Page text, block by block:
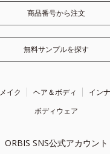
商品番号から注文
無料サンプルを探す
メイク ヘア＆ボディ
イン
ボディウェア
ORBIS SNS公式アカウント